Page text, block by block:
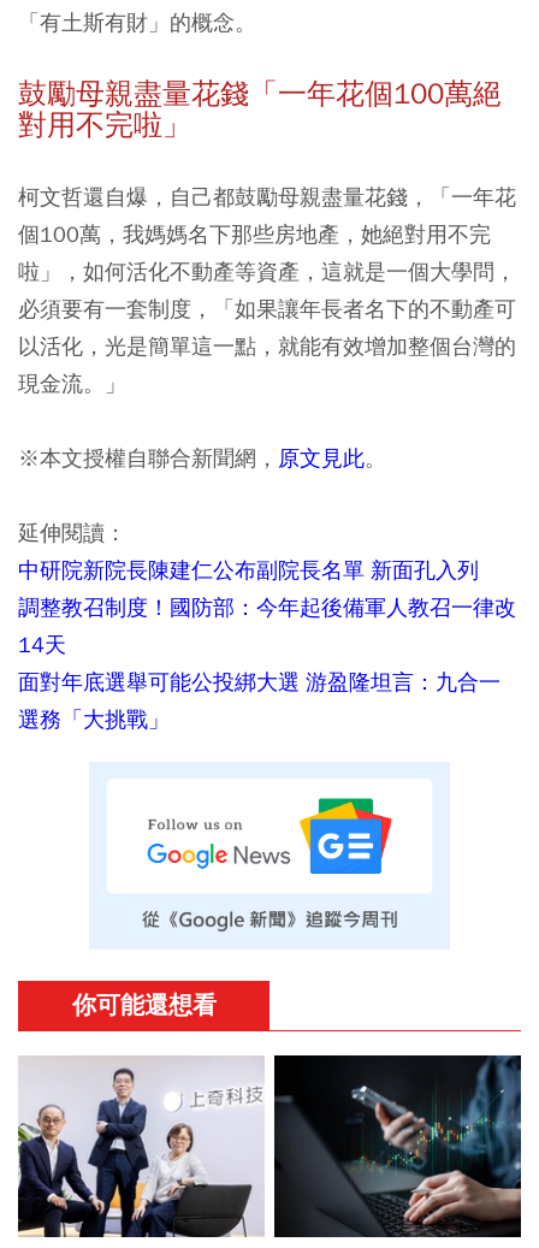
「有土斯有財」的概念。
鼓勵母親盡量花錢「一年花個100萬絕
對用不完啦」
柯文哲還自爆，自己都鼓勵母親盡量花錢，「一年花
個100萬，我媽媽名下那些房地產，她絕對用不完
啦」，如何活化不動產等資產，這就是一個大學問，
必須要有一套制度，「如果讓年長者名下的不動產可
以活化，光是簡單這一點，就能有效增加整個台灣的
現金流。」
※本文授權自聯合新聞網， 原文見此。
延伸閱讀：
中研院新院長陳建仁公布副院長名單 新面孔入列
調整教召制度！國防部：今年起後備軍人教召一律改
14天
面對年底選舉可能公投綁大選 游盈隆坦言：九合一
選務「大挑戰」